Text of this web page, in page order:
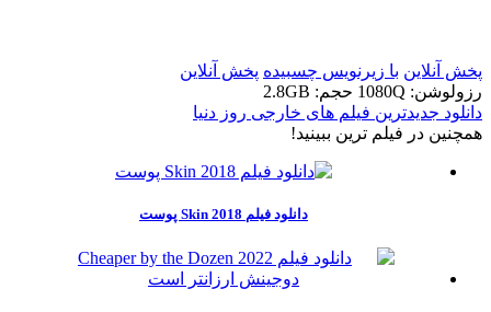
پخش آنلاین با زیرنویس چسبیده پخش آنلاین
رزولوشن: 1080Q
حجم: 2.8GB
دانلود جدیدترین فیلم های خارجی روز دنیا
همچنين در فيلم ترين ببينيد!
دانلود فیلم Skin 2018 پوست